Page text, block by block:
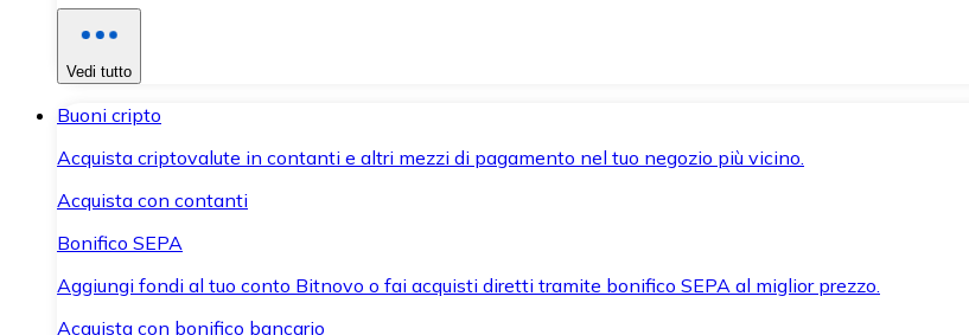
Vedi tutto
Buoni cripto
Acquista criptovalute in contanti e altri mezzi di pagamento nel tuo negozio più vicino.
Acquista con contanti
Bonifico SEPA
Aggiungi fondi al tuo conto Bitnovo o fai acquisti diretti tramite bonifico SEPA al miglior prezzo.
Acquista con bonifico bancario